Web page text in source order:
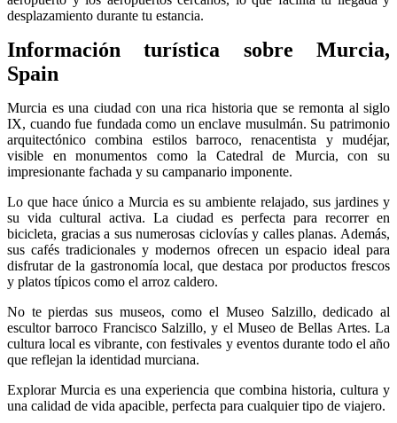
desplazamiento durante tu estancia.
Información turística sobre Murcia,
Spain
Murcia es una ciudad con una rica historia que se remonta al siglo
IX, cuando fue fundada como un enclave musulmán. Su patrimonio
arquitectónico combina estilos barroco, renacentista y mudéjar,
visible en monumentos como la Catedral de Murcia, con su
impresionante fachada y su campanario imponente.
Lo que hace único a Murcia es su ambiente relajado, sus jardines y
su vida cultural activa. La ciudad es perfecta para recorrer en
bicicleta, gracias a sus numerosas ciclovías y calles planas. Además,
sus cafés tradicionales y modernos ofrecen un espacio ideal para
disfrutar de la gastronomía local, que destaca por productos frescos
y platos típicos como el arroz caldero.
No te pierdas sus museos, como el Museo Salzillo, dedicado al
escultor barroco Francisco Salzillo, y el Museo de Bellas Artes. La
cultura local es vibrante, con festivales y eventos durante todo el año
que reflejan la identidad murciana.
Explorar Murcia es una experiencia que combina historia, cultura y
una calidad de vida apacible, perfecta para cualquier tipo de viajero.